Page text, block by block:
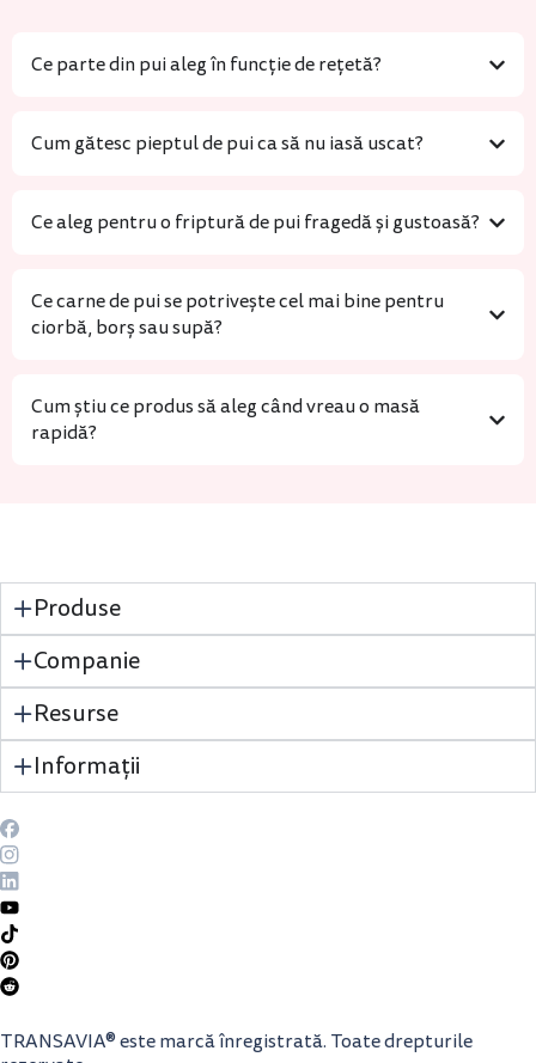
Ce parte din pui aleg în funcție de rețetă?
Cum gătesc pieptul de pui ca să nu iasă uscat?
Ce aleg pentru o friptură de pui fragedă și gustoasă?
Ce carne de pui se potrivește cel mai bine pentru
ciorbă, borș sau supă?
Cum știu ce produs să aleg când vreau o masă
rapidă?
Produse
Companie
Resurse
Informații
TRANSAVIA® este marcă înregistrată. Toate drepturile